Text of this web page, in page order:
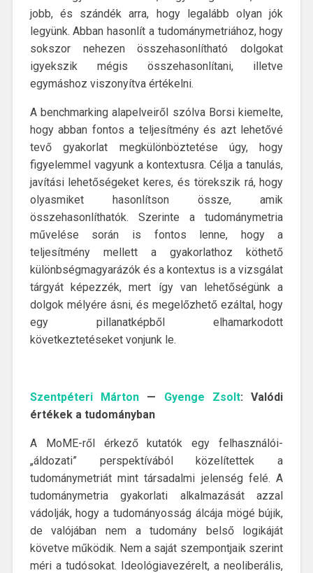
jobb, és szándék arra, hogy legalább olyan jók
legyünk. Abban hasonlít a tudománymetriához, hogy
sokszor nehezen összehasonlítható dolgokat
igyekszik mégis összehasonlítani, illetve
egymáshoz viszonyítva értékelni.
A benchmarking alapelveiről szólva Borsi kiemelte,
hogy abban fontos a teljesítmény és azt lehetővé
tevő gyakorlat megkülönböztetése úgy, hogy
figyelemmel vagyunk a kontextusra. Célja a tanulás,
javítási lehetőségeket keres, és törekszik rá, hogy
olyasmiket hasonlítson össze, amik
összehasonlíthatók. Szerinte a tudománymetria
művelése során is fontos lenne, hogy a
teljesítmény mellett a gyakorlathoz köthető
különbségmagyarázók és a kontextus is a vizsgálat
tárgyát képezzék, mert így van lehetőségünk a
dolgok mélyére ásni, és megelőzhető ezáltal, hogy
egy pillanatképből elhamarkodott
következtetéseket vonjunk le.
Szentpéteri Márton— Gyenge Zsolt: Valódi
értékek a tudományban
A MoME-ről érkező kutatók egy felhasználói-
„áldozati” perspektívából közelítettek a
tudománymetriát mint társadalmi jelenség felé. A
tudománymetria gyakorlati alkalmazását azzal
vádolják, hogy a tudományosság álcája mögé bújik,
de valójában nem a tudomány belső logikáját
követve működik. Nem a saját szempontjaik szerint
méri a tudósokat. Ideológiavezérelt, a neoliberális,